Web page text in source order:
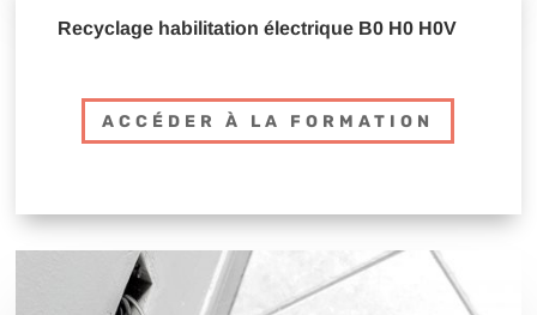
Recyclage habilitation électrique B0 H0 H0V
ACCÉDER À LA FORMATION